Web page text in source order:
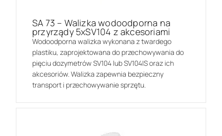
SA 73 – Walizka wodoodporna na
przyrządy 5xSV104 z akcesoriami
Wodoodporna walizka wykonana z twardego
plastiku, zaprojektowana do przechowywania do
pięciu dozymetrów SV104 lub SV104IS oraz ich
akcesoriów. Walizka zapewnia bezpieczny
transport i przechowywanie sprzętu.